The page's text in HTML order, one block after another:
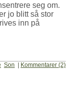
seg om.
jo blitt så stor
inn på
Son | Kommentarer (2)